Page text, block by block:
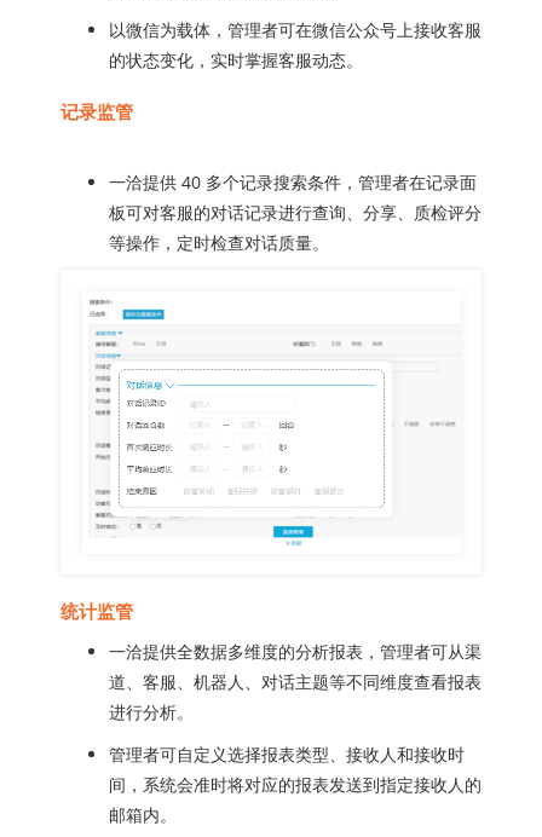
以微信为载体，管理者可在微信公众号上接收客服
的状态变化，实时掌握客服动态。
记录监管
一洽提供 40 多个记录搜索条件，管理者在记录面
板可对客服的对话记录进行查询、分享、质检评分
等操作，定时检查对话质量。
统计监管
一洽提供全数据多维度的分析报表，管理者可从渠
道、客服、机器人、对话主题等不同维度查看报表
进行分析。
管理者可自定义选择报表类型、接收人和接收时
间，系统会准时将对应的报表发送到指定接收人的
邮箱内。